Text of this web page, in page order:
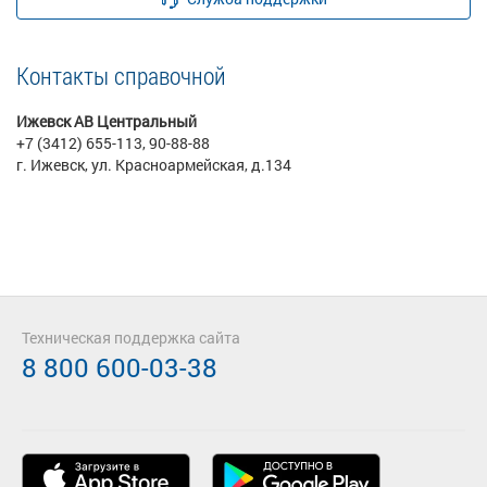
Контакты справочной
Ижевск АВ Центральный
+7 (3412) 655-113, 90-88-88
г. Ижевск, ул. Красноармейская, д.134
Техническая поддержка сайта
8 800 600-03-38